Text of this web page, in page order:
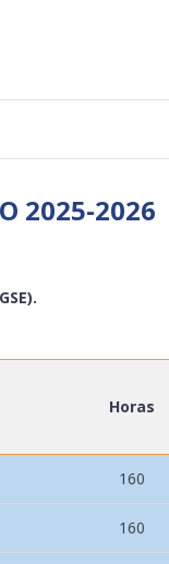
2025-2026
Horas
160
160